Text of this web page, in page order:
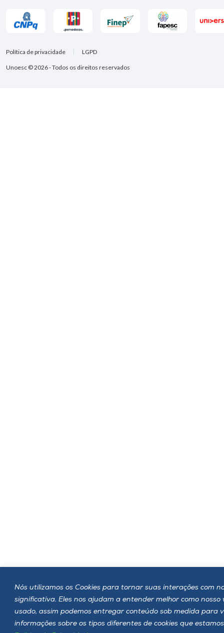
Nós utilizamos os Cookies para tornar suas interações com
significativa. Eles nos ajudam a entender melhor como nosso
usado, assim podemos entregar conteúdo sob medida para
informações sobre os tipos diferentes de cookies que
Unoesc © 2026 - Todos os direitos reservados
Política de privacidade LGPD